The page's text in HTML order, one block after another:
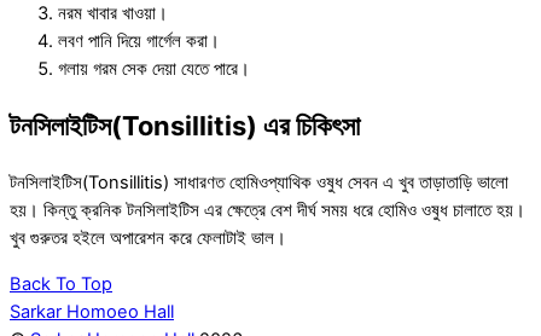
নরম খাবার খাওয়া।
লবণ পানি দিয়ে গার্গেল করা।
গলায় গরম সেক দেয়া যেতে পারে।
টনসিলাইটিস(Tonsillitis) এর চিকিৎসা
টনসিলাইটিস(Tonsillitis) সাধারণত হোমিওপ্যাথিক ওষুধ সেবন এ খুব তাড়াতাড়ি ভালো
হয়। কিন্তু ক্রনিক টনসিলাইটিস এর ক্ষেত্রে বেশ দীর্ঘ সময় ধরে হোমিও ওষুধ চালাতে হয়।
খুব গুরুতর হইলে অপারেশন করে ফেলাটাই ভাল।
Back To Top
Sarkar Homoeo Hall